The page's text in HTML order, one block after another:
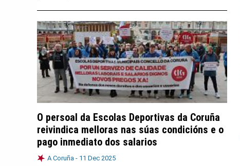
O persoal da Escolas Deportivas da Coruña
reivindica melloras nas súas condicións e o
pago inmediato dos salarios
A Coruña - 11 Dec 2025